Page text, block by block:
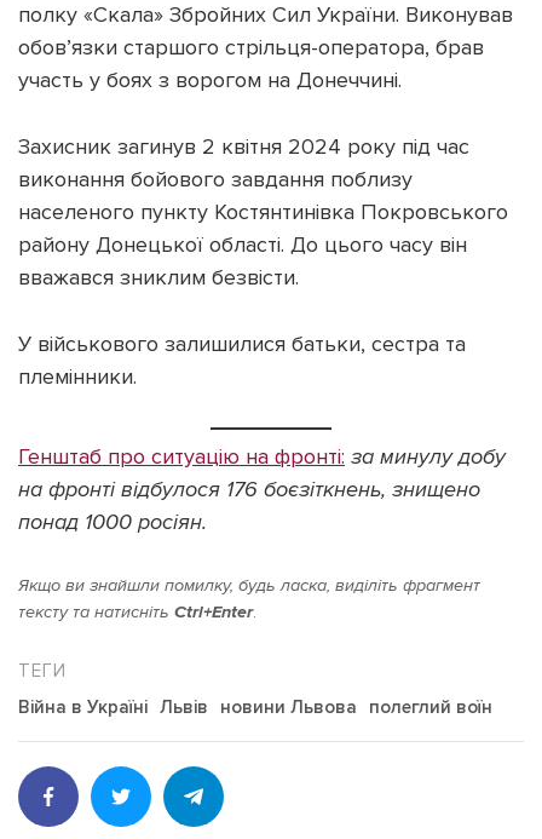
полку «Скала» Збройних Сил України. Виконував
обов’язки старшого стрільця-оператора, брав
участь у боях з ворогом на Донеччині.
Захисник загинув 2 квітня 2024 року під час
виконання бойового завдання поблизу
населеного пункту Костянтинівка Покровського
району Донецької області. До цього часу він
вважався зниклим безвісти.
У військового залишилися батьки, сестра та
племінники.
Генштаб про ситуацію на фронті: за минулу добу
на фронті відбулося 176 боєзіткнень, знищено
понад 1000 росіян.
Якщо ви знайшли помилку, будь ласка, виділіть фрагмент
тексту та натисніть Ctrl+Enter.
Війна в Україні Львів новини Львова полеглий воїн